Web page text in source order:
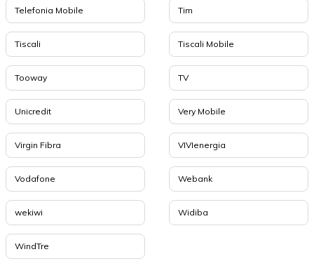
Telefonia Mobile Tim
Tiscali Tiscali Mobile
Tooway TV
Unicredit Very Mobile
Virgin Fibra VIVIenergia
Vodafone Webank
wekiwi Widiba
WindTre